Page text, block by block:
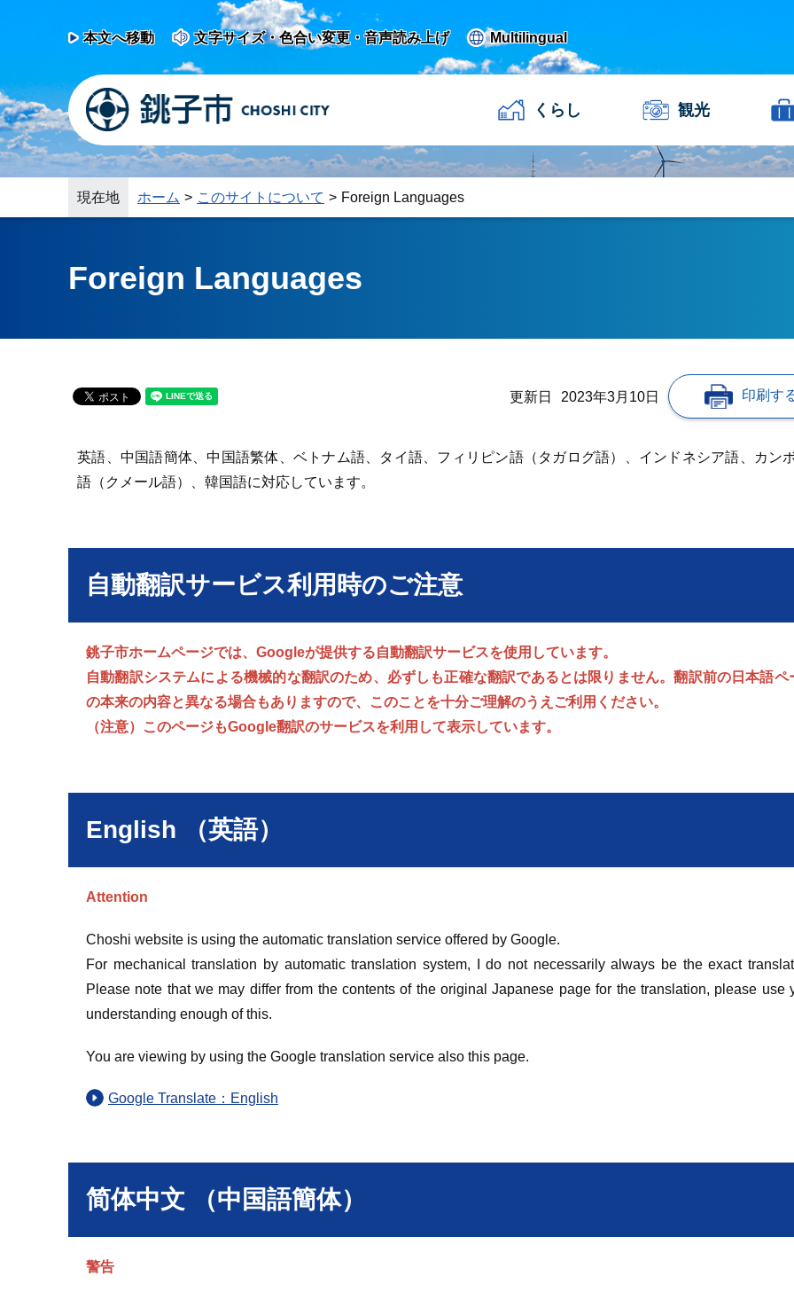
本文へ移動 文字サイズ・色合い変更・音声読み上げ Multilingual
くらし 観光
現在地 ホーム このサイトについて Foreign Languages
Foreign Languages
更新日 2023年3月10日 印刷す
英語、中国語簡体、中国語繁体、ベトナム語、タイ語、フィリピン語（タガログ語）、インドネシア語、カン
語（クメール語）、韓国語に対応しています。
自動翻訳サービス利用時のご注意
銚子市ホームページでは、Googleが提供する自動翻訳サービスを使用しています。
自動翻訳システムによる機械的な翻訳のため、必ずしも正確な翻訳であるとは限りません。翻訳前の日本語ペ
の本来の内容と異なる場合もありますので、このことを十分ご理解のうえご利用ください。
（注意）このページもGoogle翻訳のサービスを利用して表示しています。
English （英語）
Attention
Choshi website is using the automatic translation service offered by Google.
For mechanical translation by automatic translation system, I do not necessarily always be the exact
Please note that we may differ from the contents of the original Japanese page for the translation, please use
understanding enough of this.
You are viewing by using the Google translation service also this page.
Google Translate：English
简体中文 （中国語簡体）
警告